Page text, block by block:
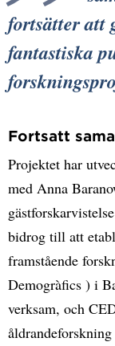
fortsätter att
fantastiska
Fortsatt
Projektet har
med Anna
bidrog till att
framstående
Demogràfics ) i
verksam, och